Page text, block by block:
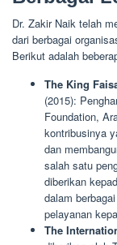
Dr. Zakir Naik telah
dari berbagai
Berikut adalah
The King
(2015):
Foundation,
kontribusinya
dan
salah satu
diberikan
dalam
pelayanan
The